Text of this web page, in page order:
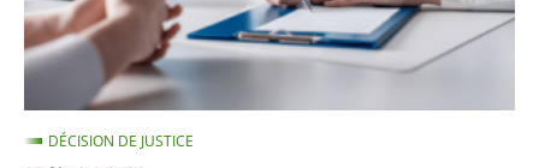
refus
de
soins
discriminatoire
DÉCISION DE JUSTICE